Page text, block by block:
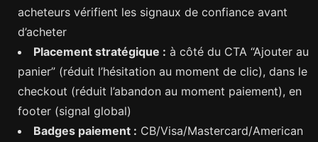
acheteurs vérifient les signaux de confiance avant
d’acheter
Placement stratégique : à côté du CTA “Ajouter au
panier” (réduit l’hésitation au moment de clic), dans le
checkout (réduit l’abandon au moment paiement), en
footer (signal global)
Badges paiement : CB/Visa/Mastercard/American